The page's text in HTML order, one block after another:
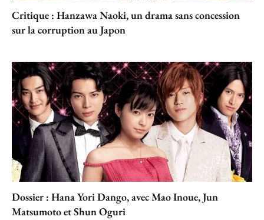
Critique : Hanzawa Naoki, un drama sans concession
sur la corruption au Japon
Dossier : Hana Yori Dango, avec Mao Inoue, Jun
Matsumoto et Shun Oguri